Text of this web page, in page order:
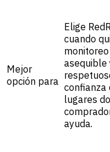
Mejor
opción para
Elige
cuando
monitoreo
asequible
confianza
lugares
ayuda.